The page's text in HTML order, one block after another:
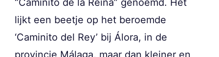
“Caminito de la Reina” genoemd. Het
lijkt een beetje op het beroemde
‘Caminito del Rey’ bij Álora, in de